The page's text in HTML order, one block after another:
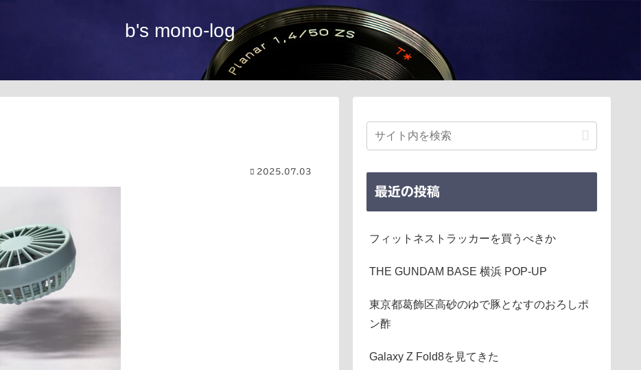
b's mono-log
2025.07.03
最近の投稿
フィットネストラッカーを買うべきか
THE GUNDAM BASE 横浜 POP-UP
東京都葛飾区高砂のゆで豚となすのおろしポ
ン酢
Galaxy Z Fold8を見てきた